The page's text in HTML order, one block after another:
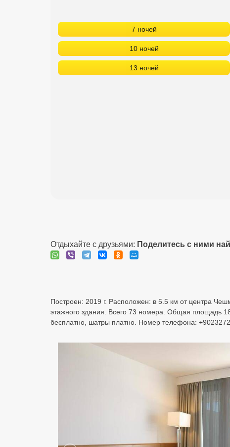
7 ночей
10 ночей
13 ночей
Отдыхайте с друзьями: Поделитесь с ними
Построен: 2019 г. Расположен: в 5.5 км от центра
этажного здания. Всего 73 номера. Общая площадь
бесплатно, шатры платно. Номер телефона: